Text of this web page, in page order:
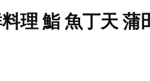
理 鮨 魚丁天 蒲